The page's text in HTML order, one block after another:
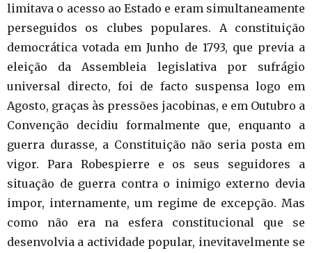
limitava o acesso ao Estado e eram simultaneamente
perseguidos os clubes populares. A constituição
democrática votada em Junho de 1793, que previa a
eleição da Assembleia legislativa por sufrágio
universal directo, foi de facto suspensa logo em
Agosto, graças às pressões jacobinas, e em Outubro a
Convenção decidiu formalmente que, enquanto a
guerra durasse, a Constituição não seria posta em
vigor. Para Robespierre e os seus seguidores a
situação de guerra contra o inimigo externo devia
impor, internamente, um regime de excepção. Mas
como não era na esfera constitucional que se
desenvolvia a actividade popular, inevitavelmente se